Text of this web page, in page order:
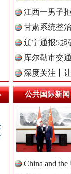
网.
网.
网.
江西一男子
甘肃系统整
辽宁通报5起
库尔勒市交
深度关注丨
公共国际新闻
China and